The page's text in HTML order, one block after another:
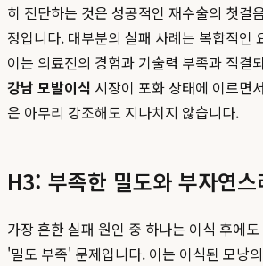
히 진단하는 것은 성공적인 재수술의 첫걸
정입니다. 대부분의 실패 사례는 복합적인
이는 의료진의 경험과 기술력 부족과 직결
강남 모발이식 시장이 포화 상태에 이르면
은 아무리 강조해도 지나치지 않습니다.
H3: 부족한 밀도와 부자연스
가장 흔한 실패 원인 중 하나는 이식 후에
'밀도 부족' 문제입니다. 이는 이식된 모낭